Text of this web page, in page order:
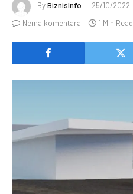
ByBiznisInfo 25/10/2022
Nema komentara
1 Min Read